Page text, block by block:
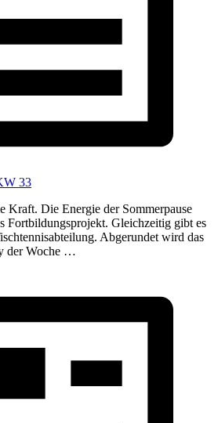
33
Kraft. Die Energie der Sommerpause
Fortbildungsprojekt. Gleichzeitig gibt es
Abgerundet wird das
der Woche …